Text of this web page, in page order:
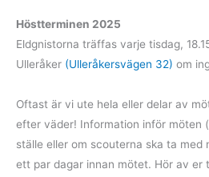
Höstterminen 2025
Eldgnistorna träffas varje tisdag,
Ulleråker (Ulleråkersvägen 32) om
Oftast är vi ute hela eller delar av
efter väder! Information inför möten
ställe eller om scouterna ska ta med
ett par dagar innan mötet. Hör av er